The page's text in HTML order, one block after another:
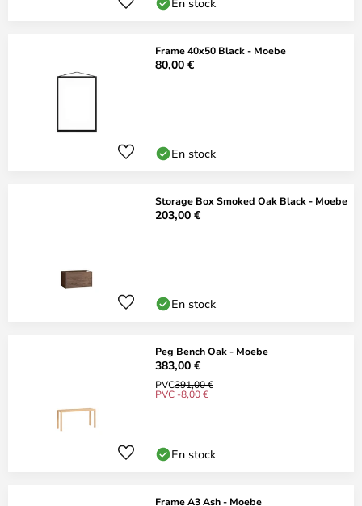
Frame 40x50 Black - Moebe
80,00 €
En stock
Storage Box Smoked Oak Black - Moebe
203,00 €
En stock
Peg Bench Oak - Moebe
383,00 €
PVC391,00 €
PVC -8,00 €
En stock
Frame A3 Ash - Moebe